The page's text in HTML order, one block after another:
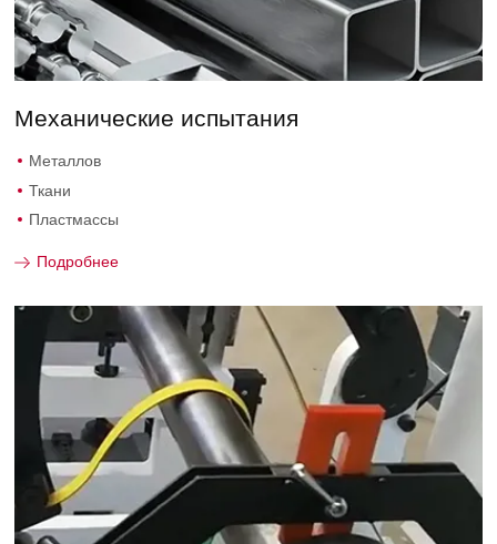
Механические испытания
Металлов
Ткани
Пластмассы
Подробнее